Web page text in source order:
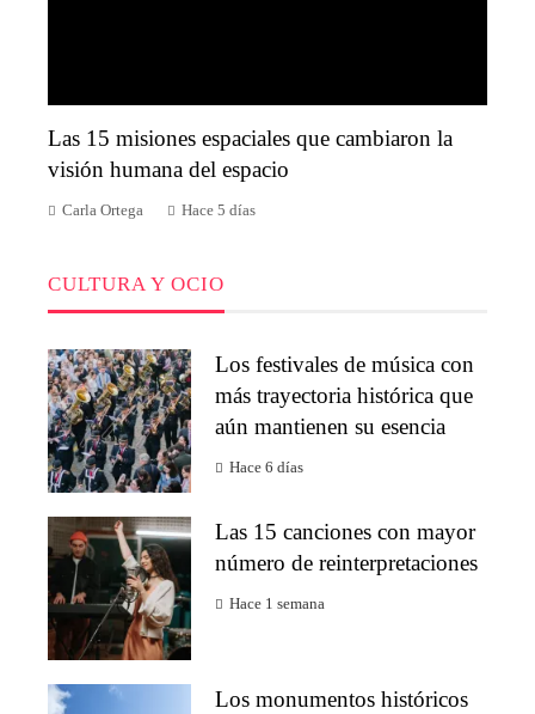
Las 15 misiones espaciales que cambiaron la
visión humana del espacio
Carla Ortega Hace 5 días
CULTURA Y OCIO
Los festivales de música con
más trayectoria histórica que
aún mantienen su esencia
Hace 6 días
Las 15 canciones con mayor
número de reinterpretaciones
Hace 1 semana
Los monumentos históricos